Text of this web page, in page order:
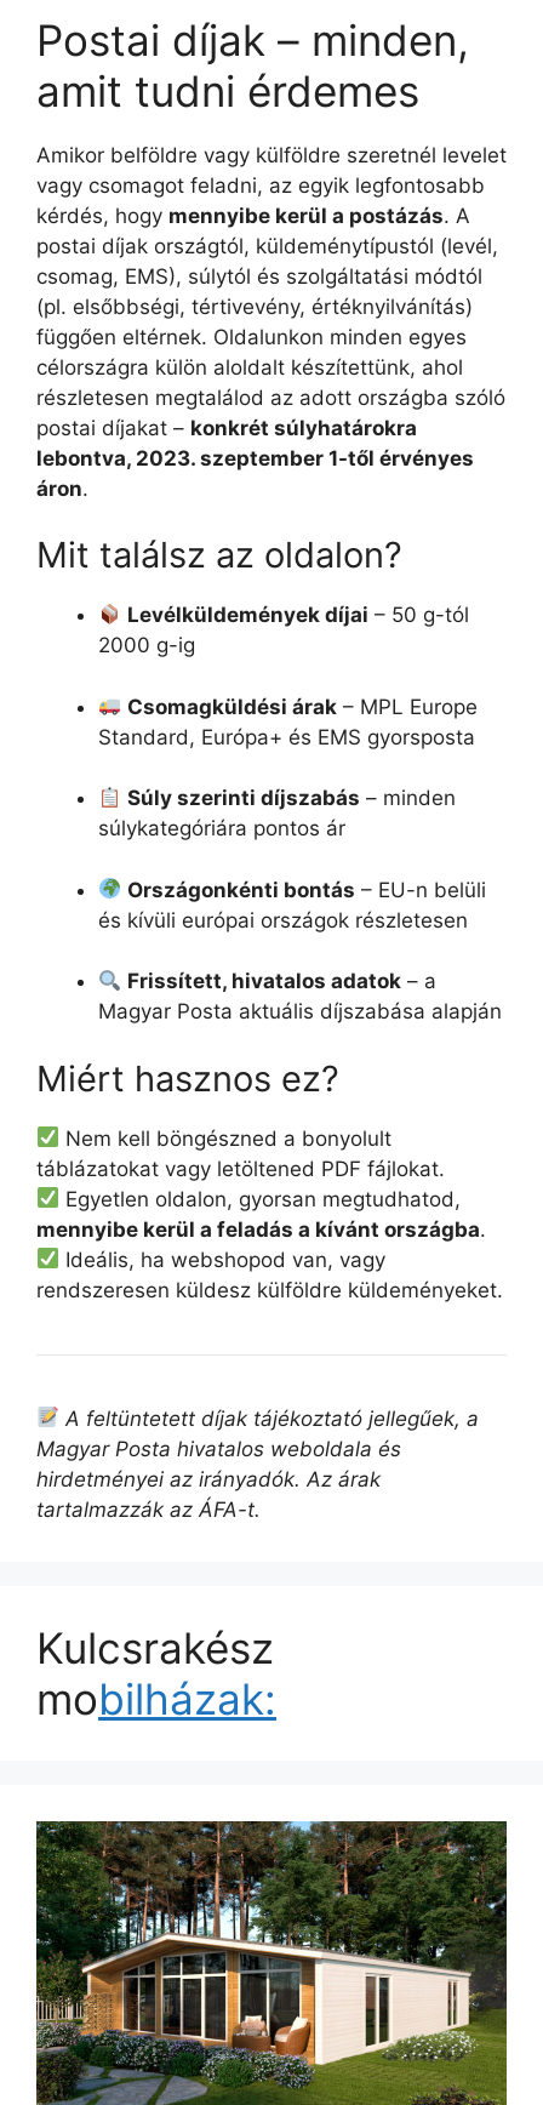
Postai díjak – minden,
amit tudni érdemes
Amikor belföldre vagy külföldre szeretnél levelet
vagy csomagot feladni, az egyik legfontosabb
kérdés, hogy mennyibe kerül a postázás. A
postai díjak országtól, küldeménytípustól (levél,
csomag, EMS), súlytól és szolgáltatási módtól
(pl. elsőbbségi, tértivevény, értéknyilvánítás)
függően eltérnek. Oldalunkon minden egyes
célországra külön aloldalt készítettünk, ahol
részletesen megtalálod az adott országba szóló
postai díjakat – konkrét súlyhatárokra
lebontva, 2023. szeptember 1-től érvényes
áron.
Mit találsz az oldalon?
Levélküldemények díjai – 50 g-tól
2000 g-ig
Csomagküldési árak – MPL Europe
Standard, Európa+ és EMS gyorsposta
Súly szerinti díjszabás – minden
súlykategóriára pontos ár
Országonkénti bontás – EU-n belüli
és kívüli európai országok részletesen
Frissített, hivatalos adatok – a
Magyar Posta aktuális díjszabása alapján
Miért hasznos ez?
Nem kell böngészned a bonyolult
táblázatokat vagy letöltened PDF fájlokat.
Egyetlen oldalon, gyorsan megtudhatod,
mennyibe kerül a feladás a kívánt országba.
Ideális, ha webshopod van, vagy
rendszeresen küldesz külföldre küldeményeket.
A feltüntetett díjak tájékoztató jellegűek, a
Magyar Posta hivatalos weboldala és
hirdetményei az irányadók. Az árak
tartalmazzák az ÁFA-t.
Kulcsrakész
mobilházak: